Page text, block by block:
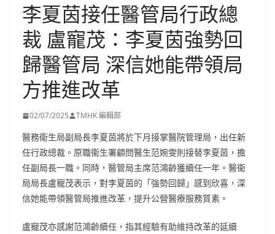
李夏茵接任醫管局行政總
裁 盧寵茂：李夏茵強勢回
歸醫管局 深信她能帶領局
方推進改革
02/07/2025 TMHK 編輯部
醫務衛生局副局長李夏茵將於下月接掌醫院管理局，出任新
任行政總裁。原職衞生署顧問醫生范婉雯則接替李夏茵，擔
任副局長一職。同時，醫管局主席范鴻齡獲續任一年。醫衞
局局長盧寵茂表示，對李夏茵的「強勢回歸」感到欣喜，深
信她能帶領醫管局推進改革，提升公營醫療服務質素。
盧寵茂亦感謝范鴻齡續任，指其經驗有助維持改革的延續